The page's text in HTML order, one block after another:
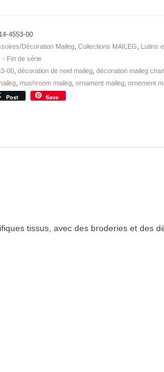
4553-00
Décoration Maileg, Collections MAILEG Lutins
- Fin de série
00, décoration de noel maileg, décoration maileg
, mushroom maileg, ornament maileg, ornement
Post Save
tissus, avec des broderies et des